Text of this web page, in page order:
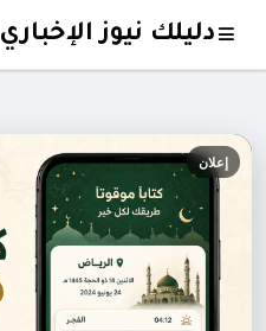
دليلك نيوز الإخباري
إعلان